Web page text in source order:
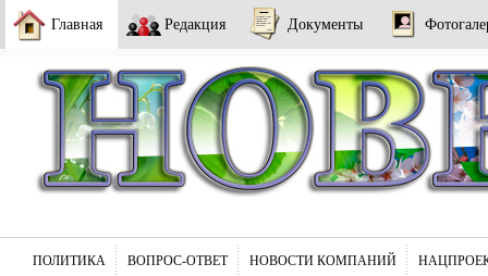
Главная Редакция Документы
ПОЛИТИКА ВОПРОС-ОТВЕТ НОВОСТИ КОМПАНИЙ